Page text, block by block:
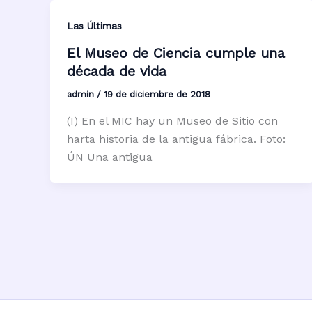
Las Últimas
El Museo de Ciencia cumple una
década de vida
admin / 19 de diciembre de 2018
(I) En el MIC hay un Museo de Sitio con
harta historia de la antigua fábrica. Foto:
ÚN Una antigua